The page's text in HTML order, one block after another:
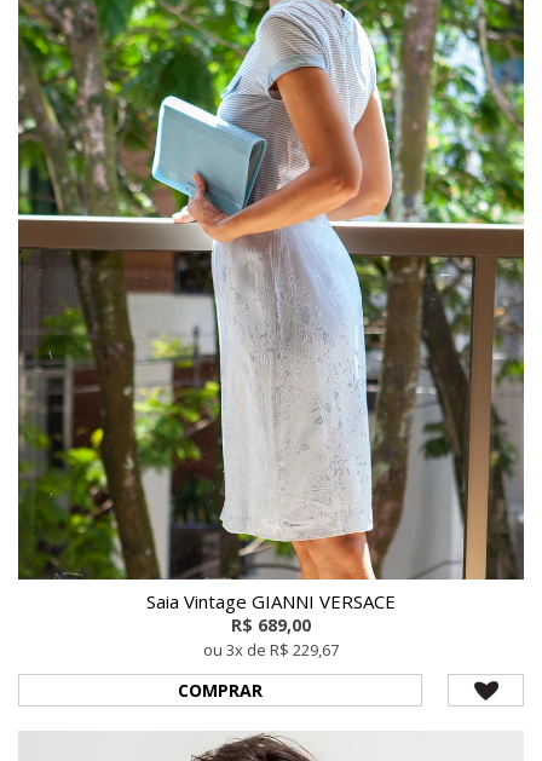
Saia Vintage GIANNI VERSACE
R$ 689,00
ou 3x de R$ 229,67
COMPRAR